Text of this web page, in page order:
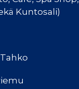
Kuntosali)